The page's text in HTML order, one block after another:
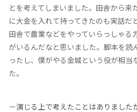
とを考えてしまいました。田舎から来
に大金を入れて持ってきたのも実話だ
田舎で農業などをやっていらっしゃる
がいるんだなと思いました。脚本を読
ったし、僕がやる金城という役が相当
た。
－演じる上で考えたことはありました